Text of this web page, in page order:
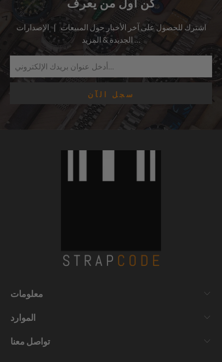
اشترك للحصول على آخر الأخبار حول المبيعات | الإصدارات
الجديدة & المزيد …
معلومات
الموارد
تواصل معنا